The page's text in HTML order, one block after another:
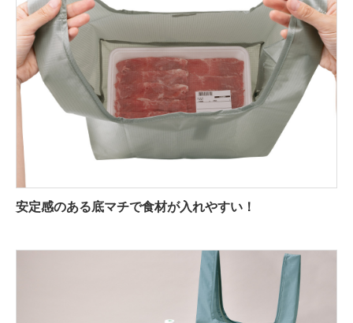
安定感のある底マチで食材が入れやすい！